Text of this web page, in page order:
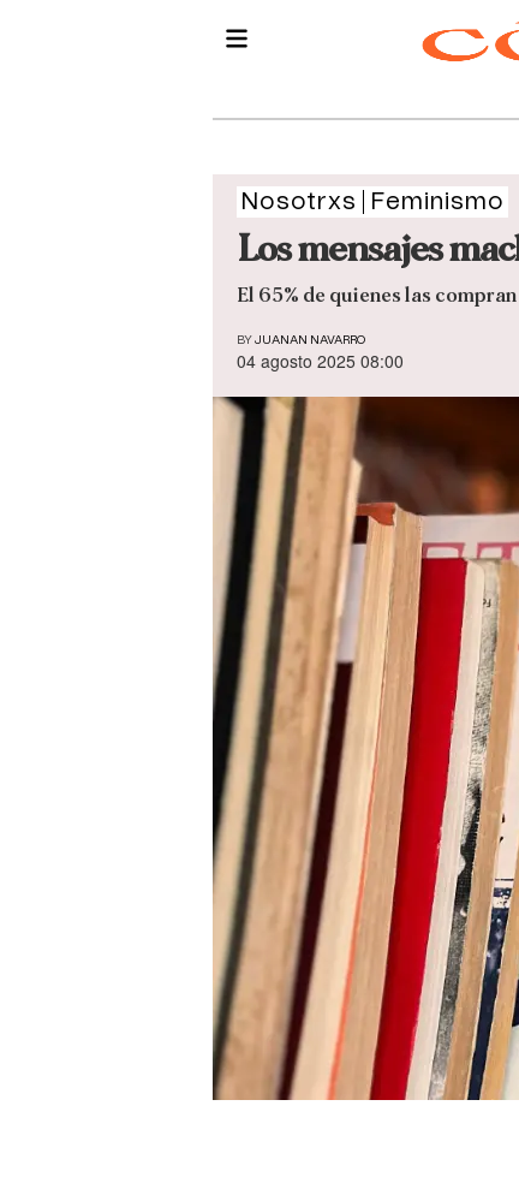
Nosotrxs Feminismo
Los mensajes
El 65% de quienes las
BY JUANAN NAVARRO
04 agosto 2025 08:00